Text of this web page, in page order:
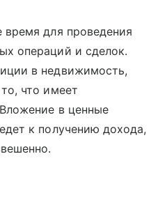
время для проведения
операций и сделок.
в недвижимость,
что имеет
в ценные
к получению дохода,